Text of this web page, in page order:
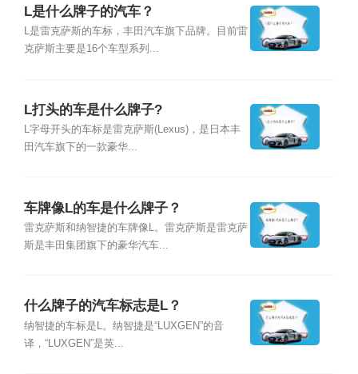
L是什么牌子的汽车？
L是雷克萨斯的车标，丰田汽车旗下品牌。目前雷
克萨斯主要是16个车型系列...
L打头的车是什么牌子?
L字母开头的车标是雷克萨斯(Lexus)，是日本丰
田汽车旗下的一款豪华...
车牌像L的车是什么牌子？
雷克萨斯和纳智捷的车牌像L。雷克萨斯是雷克萨
斯是丰田集团旗下的豪华汽车...
什么牌子的汽车标志是L？
纳智捷的车标是L。纳智捷是“LUXGEN”的音
译，“LUXGEN”是英...